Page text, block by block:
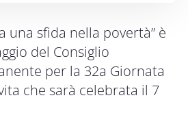
una sfida nella povertà” è
del Consiglio
per la 32a Giornata
che sarà celebrata il 7